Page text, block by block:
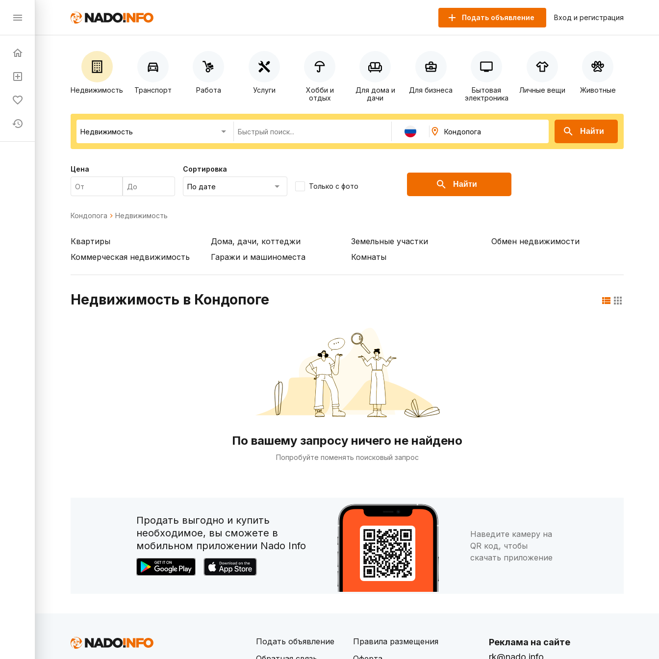
Подать объявление Вход и регистрация
Недвижимость Транспорт Работа Услуги
Хобби и
отдых
Для дома и
дачи
Для бизнеса
Бытовая
электроника
Личные вещи Животные
Найти
Цена Сортировка
Только с фото Найти
Кондопога Недвижимость
Квартиры
Коммерческая недвижимость
Дома, дачи, коттеджи
Гаражи и машиноместа
Земельные участки
Комнаты
Обмен недвижимости
Недвижимость в Кондопоге
По вашему запросу ничего не найдено
Попробуйте поменять поисковый запрос
Продать выгодно и купить
необходимое, вы сможете в
мобильном приложении Nado Info
Наведите камеру на
QR код, чтобы
скачать приложение
Подать объявление
Правила размещения
Реклама на сайте
rk@nado.info